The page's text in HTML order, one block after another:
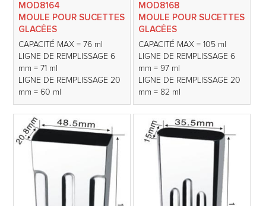
MOD8164
MOULE POUR SUCETTES
GLACÉES
CAPACITÉ MAX = 76 ml
LIGNE DE REMPLISSAGE 6
mm = 71 ml
LIGNE DE REMPLISSAGE 20
mm = 60 ml
MOD8168
MOULE POUR SUCETTES
GLACÉES
CAPACITÉ MAX = 105 ml
LIGNE DE REMPLISSAGE 6
mm = 97 ml
LIGNE DE REMPLISSAGE 20
mm = 82 ml